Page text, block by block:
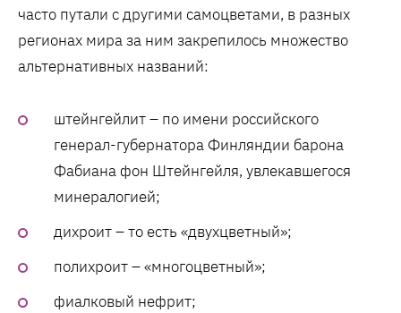
часто путали с другими самоцветами, в разных
регионах мира за ним закрепилось множество
альтернативных названий:
штейнгейлит – по имени российского
генерал-губернатора Финляндии барона
Фабиана фон Штейнгейля, увлекавшегося
минералогией;
дихроит – то есть «двухцветный»;
полихроит – «многоцветный»;
фиалковый нефрит;